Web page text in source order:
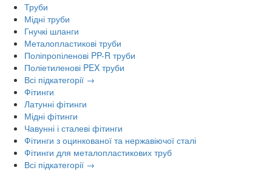
Труби
Мідні труби
Гнучкі шланги
Металопластикові труби
Поліпропіленові PP-R труби
Поліетиленові PEX труби
Всі підкатегорії →
Фітинги
Латунні фітинги
Мідні фітинги
Чавунні і сталеві фітинги
Фітинги з оцинкованої та нержавіючої сталі
Фітинги для металопластикових труб
Всі підкатегорії →